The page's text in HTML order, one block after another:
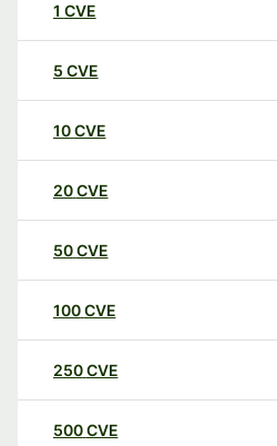
1 CVE
5 CVE
10CVE
20CVE
50CVE
100CVE
250CVE
500CVE